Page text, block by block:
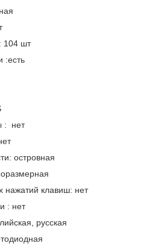
104 шт
:есть
: нет
островная
нажатий клавиш: нет
: нет
русская